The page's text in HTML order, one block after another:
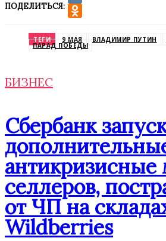
ПОДЕЛИТЬСЯ:
VK
ТЕГИ 9 МАЯ ВЛАДИМИР ПУТИН
ПАРАД ПОБЕДЫ
БИЗНЕС
Сбербанк
селлеров,
от ЧП на
Wildberries